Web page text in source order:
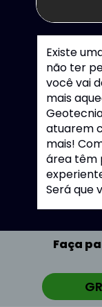
Existe
não ter
você vai
mais
atuarem
mais!
área têm
Será que
Faça